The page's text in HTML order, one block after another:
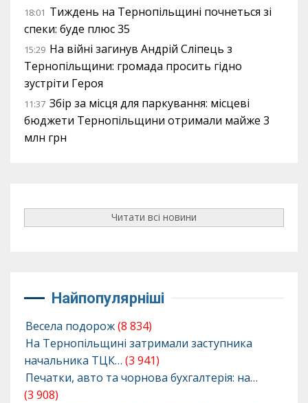
18:01 Тиждень на Тернопільщині почнеться зі
спеки: буде плюс 35
15:29 На війні загинув Андрій Сліпець з
Тернопільщини: громада просить гідно
зустріти Героя
11:37 Збір за місця для паркування: місцеві
бюджети Тернопільщини отримали майже 3
млн грн
Читати всі новини
Найпопулярніші
Весела подорож(8 834)
На Тернопільщині затримали заступника
начальника ТЦК… (3 941)
Печатки, авто та чорнова бухгалтерія: на…
(3 908)